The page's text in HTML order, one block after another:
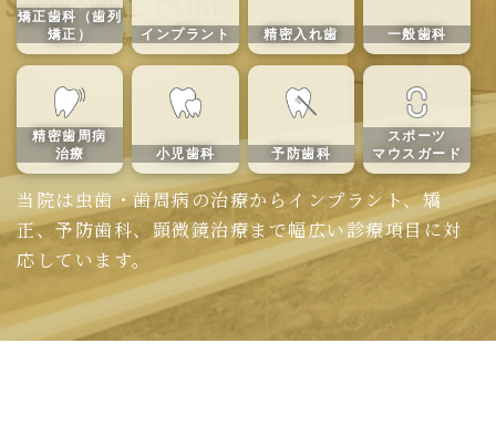
当院は虫歯・歯周病の治療からインプラント、矯
正、予防歯科、顕微鏡治療まで幅広い診療項目に対
応しています。
矯正歯科（歯列
矯正）
インプラント 精密入れ歯 一般歯科
精密歯周病
治療
小児歯科 予防歯科
スポーツ
マウスガード